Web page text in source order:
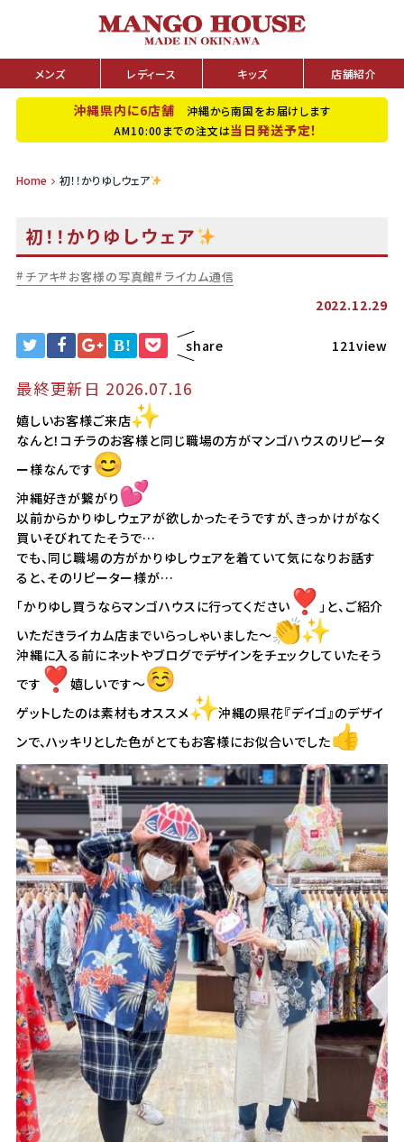
メンズ レディース キッズ 店舗紹介
沖縄県内に6店舗 沖縄から南国をお届けします
AM10:00までの注文は当日発送予定！
Home 初！！かりゆしウェア
初！！かりゆしウェア
チアキ お客様の写真館 ライカム通信
2022.12.29
B! share 121view
最終更新日 2026.07.16
嬉しいお客様ご来店
なんと！コチラのお客様と同じ職場の方がマンゴハウスのリピータ
ー様なんです
沖縄好きが繋がり
以前からかりゆしウェアが欲しかったそうですが、きっかけがなく
買いそびれてたそうで…
でも、同じ職場の方がかりゆしウェアを着ていて気になりお話す
ると、そのリピーター様が…
「かりゆし買うならマンゴハウスに行ってください
」と、 ご紹介
いただきライカム店までいらっしゃいました〜
沖縄に入る前にネットやブログでデザインをチェックしていたそう
です
嬉しいです〜
ゲットしたのは素材もオススメ
沖縄の県花『デイゴ』のデザイ
ンで、ハッキリとした色がとてもお客様にお似合いでした